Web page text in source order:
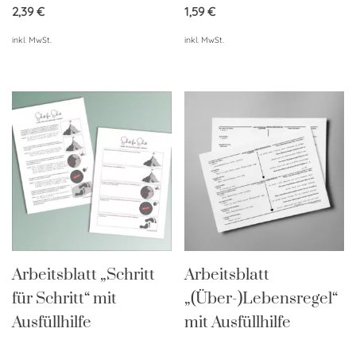
von 5
2,39€
inkl. MwSt.
von 5
1,59€
inkl. MwSt.
Arbeitsblatt „Schritt
für Schritt“ mit
Ausfüllhilfe
Arbeitsblatt
„(Über-)Lebensregel“
mit Ausfüllhilfe